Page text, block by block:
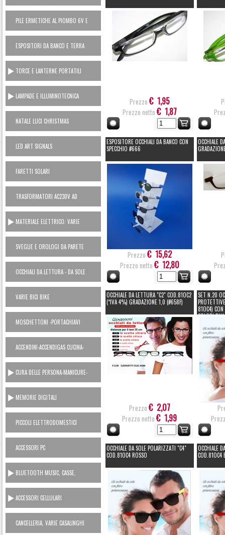
6V, 12V)
PILE ERMETICHE AL PIOMBO 6V E
12V
ESPOSITORI DA BANCO E TERRA
TORCE E LANTERNE PORTATILI
LAMPADE E ILLUMINOTECNICA
NATALE LUCI CHRISTMAS
LED ART SIGNALS
FARETTI SOLARI
TRASFORMATORI AC230V AD
ALIMENTATORI 12V
MATERIALE ELETTRICO: VARIE
SVEGLIE E OROLOGI DA PARETE
OCCHIALI DA LETTURA - DA SOLE
VARIE BICI BIKE
MOSCHETTONI -PORTACHIAVI
ACCENDINI-ACCENDIGAS CUCINA-
RICARICA GAS
CURA DELLE PERSONA-MANICURE-
LAMETTE
MEMORIE DIGITALI
PICCOLI ELETTRODOMESTICI
AC230V
ACCESSORI PC
BLUETOOTH MUSIC, CASSE,
CUFFIE, MICROFONI, RADIO...
ACCESSORI CELLULARI
SMARTPHONES
CANCELLERIA, VARIE CASALINGHI
Prezzo € 1,95
Prezzo netto € 1,87
ESPOSITORE OCCHIALI DA BANCO CON
SPECCHIO #666
Prezzo € 15,62
Prezzo netto € 12,80
OCCHIALE
OCCHIALE DA LETTURA "C2" COD.81OC2
(*IVA 4%) GRADAZIONE 1,0 (#658F)
Prezzo € 2,07
Prezzo netto € 1,99
SET N.20
81OC4)
COLORI
OCCHIALE DA SOLE POLARIZZATI "C4"
COD.81OC4 ROSSO
OCCHIALE
COD.81OC4